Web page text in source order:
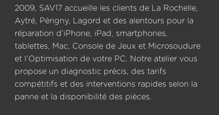
2009, SAV17 accueille les clients de La Rochelle,
Aytré, Périgny, Lagord et des alentours pour la
réparation d’iPhone, iPad, smartphones,
tablettes, Mac, Console de Jeux et Microsoudure
et l’Optimisation de votre PC. Notre atelier vous
propose un diagnostic précis, des tarifs
compétitifs et des interventions rapides selon la
panne et la disponibilité des pièces.